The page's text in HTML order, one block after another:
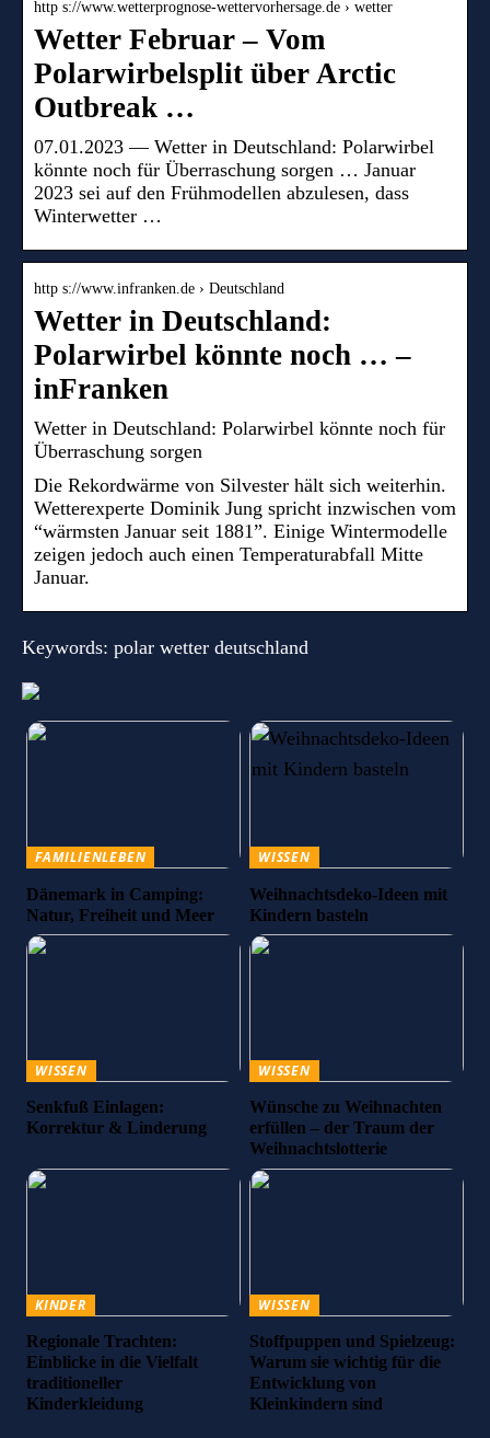
http s://www.wetterprognose-wettervorhersage.de › wetter
Wetter Februar – Vom
Polarwirbelsplit über Arctic
Outbreak …
07.01.2023 — Wetter in Deutschland: Polarwirbel
könnte noch für Überraschung sorgen … Januar
2023 sei auf den Frühmodellen abzulesen, dass
Winterwetter …
http s://www.infranken.de › Deutschland
Wetter in Deutschland:
Polarwirbel könnte noch … –
inFranken
Wetter in Deutschland: Polarwirbel könnte noch für
Überraschung sorgen
Die Rekordwärme von Silvester hält sich weiterhin.
Wetterexperte Dominik Jung spricht inzwischen vom
“wärmsten Januar seit 1881”. Einige Wintermodelle
zeigen jedoch auch einen Temperaturabfall Mitte
Januar.
Keywords: polar wetter deutschland
FAMILIENLEBEN
Dänemark in Camping:
Natur, Freiheit und Meer
WISSEN
Weihnachtsdeko-Ideen mit
Kindern basteln
WISSEN
Senkfuß Einlagen:
Korrektur & Linderung
WISSEN
Wünsche zu Weihnachten
erfüllen – der Traum der
Weihnachtslotterie
KINDER
Regionale Trachten:
Einblicke in die Vielfalt
traditioneller
Kinderkleidung
WISSEN
Stoffpuppen und Spielzeug:
Warum sie wichtig für die
Entwicklung von
Kleinkindern sind